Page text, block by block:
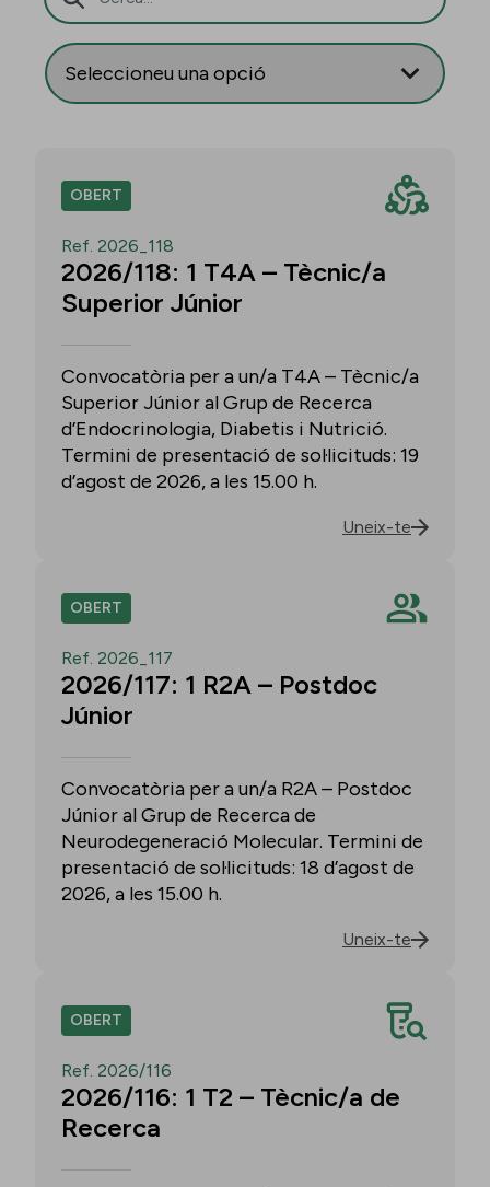
OBERT
Ref. 2026_118
2026/118: 1 T4A – Tècnic/a
Superior Júnior
Convocatòria per a un/a T4A – Tècnic/a
Superior Júnior al Grup de Recerca
d’Endocrinologia, Diabetis i Nutrició.
Termini de presentació de sol·licituds: 19
d’agost de 2026, a les 15.00 h.
Uneix-te
OBERT
Ref. 2026_117
2026/117: 1 R2A – Postdoc
Júnior
Convocatòria per a un/a R2A – Postdoc
Júnior al Grup de Recerca de
Neurodegeneració Molecular. Termini de
presentació de sol·licituds: 18 d’agost de
2026, a les 15.00 h.
Uneix-te
OBERT
Ref. 2026/116
2026/116: 1 T2 – Tècnic/a de
Recerca